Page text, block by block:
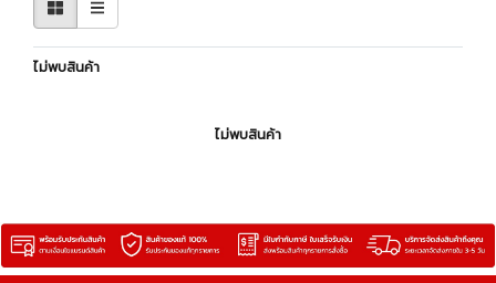
ไม่พบสินค้า
ไม่พบสินค้า